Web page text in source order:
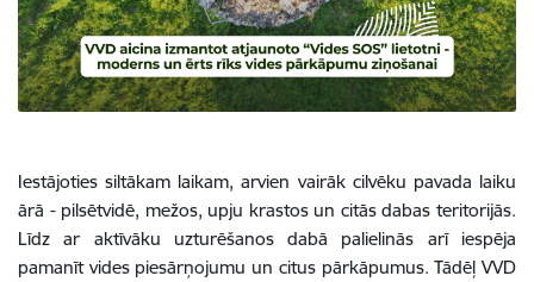
Iestājoties siltākam laikam, arvien vairāk cilvēku pavada laiku
ārā - pilsētvidē, mežos, upju krastos un citās dabas teritorijās.
Līdz ar aktīvāku uzturēšanos dabā palielinās arī iespēja
pamanīt vides piesārņojumu un citus pārkāpumus. Tādēļ VVD